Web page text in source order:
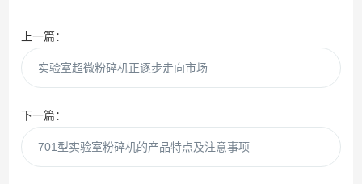
上一篇：
实验室超微粉碎机正逐步走向市场
下一篇：
701型实验室粉碎机的产品特点及注意事项